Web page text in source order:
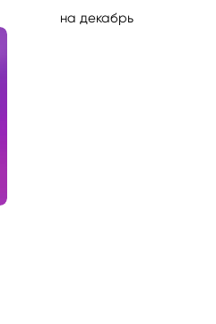
на декабрь